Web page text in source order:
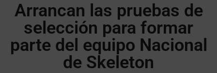
Arrancan las pruebas de
selección para formar
parte del equipo Nacional
de Skeleton